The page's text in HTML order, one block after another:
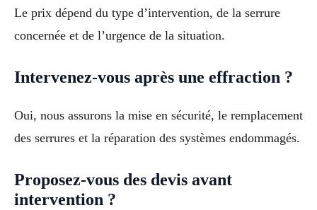
Le prix dépend du type d’intervention, de la serrure
concernée et de l’urgence de la situation.
Intervenez-vous après une effraction ?
Oui, nous assurons la mise en sécurité, le remplacement
des serrures et la réparation des systèmes endommagés.
Proposez-vous des devis avant
intervention ?